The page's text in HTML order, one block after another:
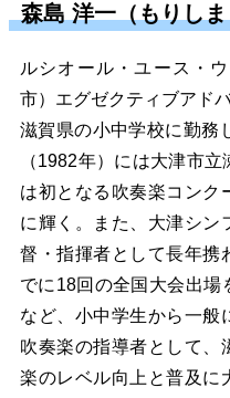
森島 洋一（もりしま
ルシオール・ユース・
市）エグゼクティブアド
滋賀県の小中学校に勤務
（1982年）には大津市
は初となる吹奏楽コンク
に輝く。また、大津シン
督・指揮者として長年携
でに18回の全国大会出場
など、小中学生から一般
吹奏楽の指導者として、
楽のレベル向上と普及に